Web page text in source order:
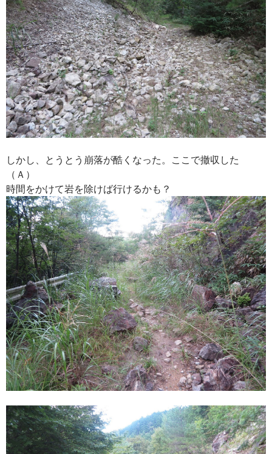
しかし、とうとう崩落が酷くなった。ここで撤収した
（Ａ）
時間をかけて岩を除けば行けるかも？